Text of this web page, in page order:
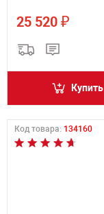
25 520 ₽
Купить
Код товара: 134160